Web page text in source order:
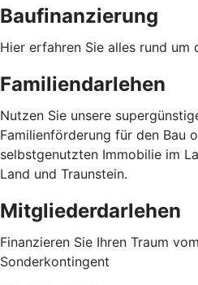
Baufinanzierung
Hier erfahren Sie alles rund um
Familiendarlehen
Nutzen Sie unsere
Familienförderung für den Bau
selbstgenutzten Immobilie im
Land und Traunstein.
Mitgliederdarlehen
Finanzieren Sie Ihren Traum
Sonderkontingent